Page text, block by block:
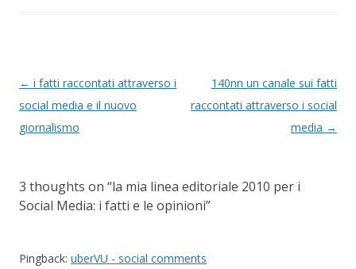
P
o
s
a
g
← i fatti raccontati attraverso i
social media e il nuovo
giornalismo
140nn un canale sui fatti
raccontati attraverso i social
media →
3 thoughts on “la mia linea editoriale 2010 per i
Social Media: i fatti e le opinioni”
Pingback: uberVU - social comments